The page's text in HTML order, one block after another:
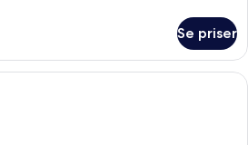
Se priser
Sengetøy i egyptisk bomull,